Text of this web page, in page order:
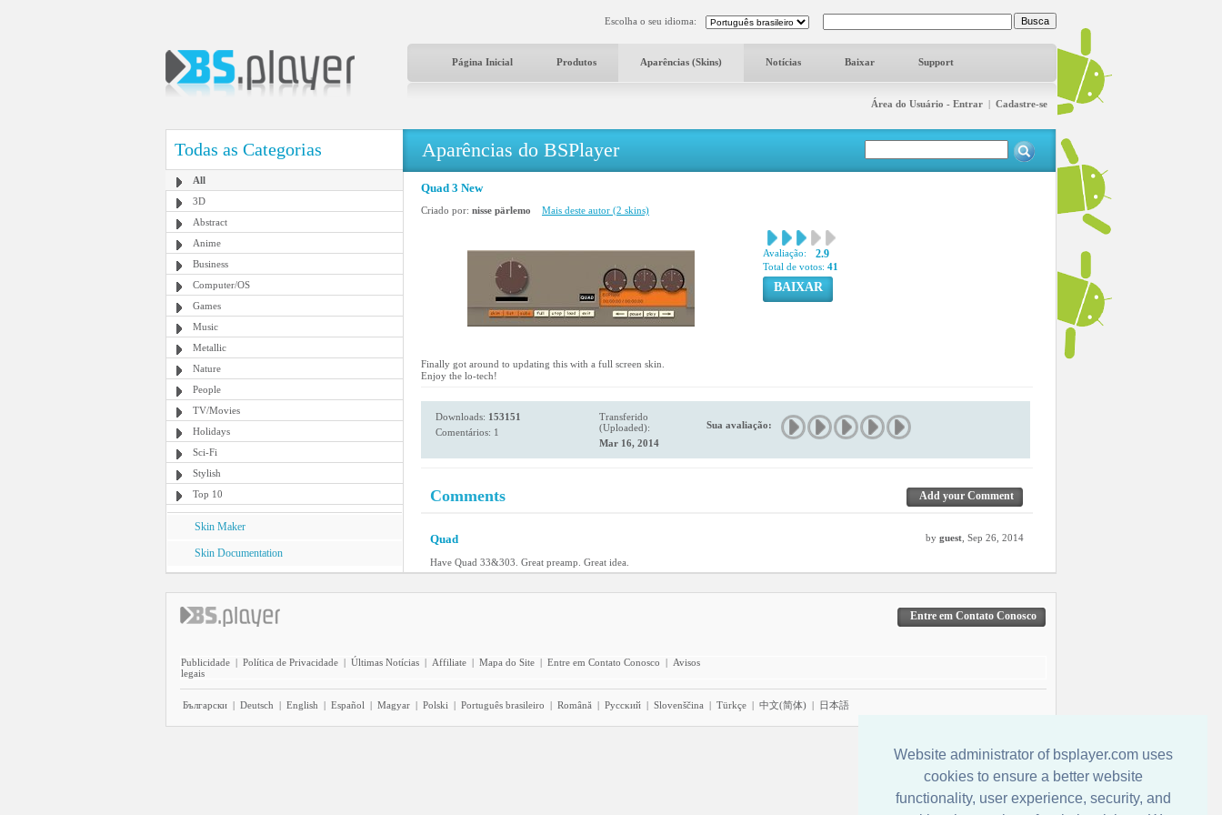
Website administrator of bsplayer.com uses
cookies to ensure a better website
functionality, user experience, security, and
Escolha o seu idioma:
Página Inicial Produtos Aparências (Skins) Notícias Baixar Support
Área do Usuário - Entrar | Cadastre-se
Todas as Categorias
All
3D
Abstract
Anime
Business
Computer/OS
Games
Music
Metallic
Nature
People
TV/Movies
Holidays
Sci-Fi
Stylish
Top 10
Skin Maker
Skin Documentation
Aparências do BSPlayer
Quad 3 New
Criado por: nisse pärlemo Mais deste autor (2 skins)
Avaliação: 2.9
Total de votos: 41
BAIXAR
Finally got around to updating this with a full screen skin.
Enjoy the lo-tech!
Downloads: 153151
Comentários: 1
Transferido
(Uploaded):
Mar 16, 2014
Sua avaliação:
Comments Add your Comment
Quad by guest , Sep 26, 2014
Have Quad 33&303. Great preamp. Great idea.
Entre em Contato Conosco
Publicidade | Política de Privacidade | Últimas Notícias | Affiliate | Mapa do Site | Entre em Contato Conosco | Avisos
legais
Български | Deutsch | English | Español | Magyar | Polski | Português brasileiro | Română | Pyccĸий | Slovenščina | Türkçe | 中文(简体) | 日本語